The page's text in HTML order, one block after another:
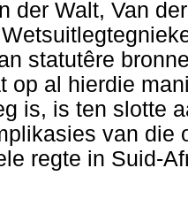
der Walt, Van
statutêre
op al hierdie
is, is ten slotte
van die
regte in Suid-